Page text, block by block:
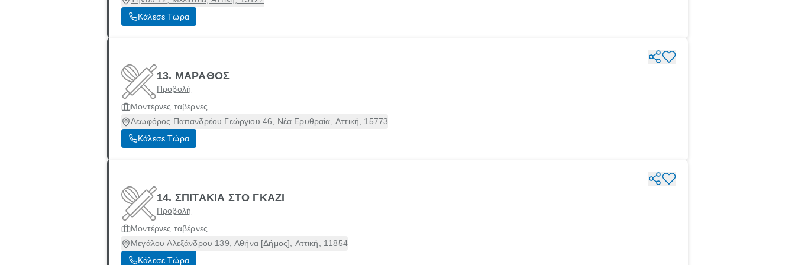
Κάλεσε Τώρα
13. ΜΑΡΑΘΟΣ
Προβολή
Μοντέρνες ταβέρνες
Λεωφόρος Παπανδρέου Γεώργιου 46, Νέα Ερυθραία, Αττική, 15773
Κάλεσε Τώρα
14. ΣΠΙΤΑΚΙΑ ΣΤΟ ΓΚΑΖΙ
Προβολή
Μοντέρνες ταβέρνες
Μεγάλου Αλεξάνδρου 139, Αθήνα [Δήμος], Αττική, 11854
Κάλεσε Τώρα